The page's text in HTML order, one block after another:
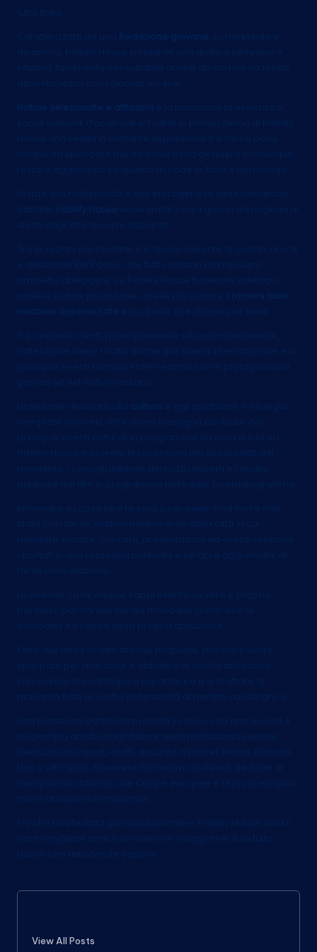
Caratterizzato da una
Redazione giovane
, competente e
dinamica, Fidelity House possiede una grafica semplice e
intuitiva, facilmente consultabile anche da chi non ha molta
dimestichezza con i giornali on-line.
Notizie selezionate e affidabili
e la massiccia presenza sui
social network (Facebook e Twitter in primis) fanno di Fidelity
House una realtà in costante espansione tra chi ha poco
tempo da spendere per informarsi ma desidera comunque
restare aggiornato su quanto accade in Italia e nel mondo.
Grazie alla molteplicità e alla eterogeneità delle tematiche
trattate,
Fidelity House viene visitato ogni giorno da migliaia di
utenti dagli interessi più disparati.
Tra le sezioni più cliccate, c’è quella inerente al gossip, croce
e delizia del Bel Paese, che tutti cercano ma nessuno
ammette di leggere: su Fidelity House troverete in tempo
reale le notizie più sfiziose, quelle più curiose,
i rumors sulle
relazioni appena nate
e su quelle che stanno per finire.
Pur restando rivolta principalmente alla scena nazionale,
l’attenzione viene rivolta anche alla scena internazionale e ai
principali eventi mondani che vedono come protagonista il
grande jet set hollywoodiano.
La sezione dedicata alla cultura
e agli spettacoli è tra le più
complete del web: oltre a una rassegna puntuale dei
principali eventi culturali in programma da nord a sud, su
Fidelity House troverete le recensioni dei libri più letti del
momento, i consigli letterari dei nostri esperti e l’analisi
puntuale dei film in programma nelle sale cinematografiche.
Informarsi su cosa fare la sera o nei week-end non è mai
stato così facile, indipendentemente dalla città in cui
risiedete: mostre, concerti, presentazioni ed eventi vengono
riportati in una rassegna puntuale e sempre aggiornata, di
facile consultazione.
La sezione casa, invece, rappresenta un vero e proprio
paradiso per chi alle serate mondane preferisce la
comodità e il calore della propria abitazione.
Oltre alle tante ricette sfiziose proposte, potrete trovare
spunti utili per arricchire e abbellire la vostra abitazione,
imparando al contempo a risparmiare e a sfruttare al
massimo tutte le vostre potenzialità di perfetti casalinghi/e.
Una menzione particolare merita il calcio, che non a casa è
lo sport più amato dagli italiani: nella ricchissima sezione
dedicata allo sport, infatti, accanto a basket, tennis, formula
Uno e altri sport, troverete
ricchissimi contenuti dedicati al
Campionato italiano
, alle Coppe europee e ai più prestigiosi
tornei di calcio internazionali.
Più che una testata giornalistica online, Fidelity House sarà il
vostro migliore amico on-line che vi aggiornerà su tutto
quello che desiderate sapere.
View All Posts